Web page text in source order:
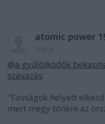
atomic power
@a gyűlölködők
szavazás:
"Fasságok helyett
mert megy tönkre az